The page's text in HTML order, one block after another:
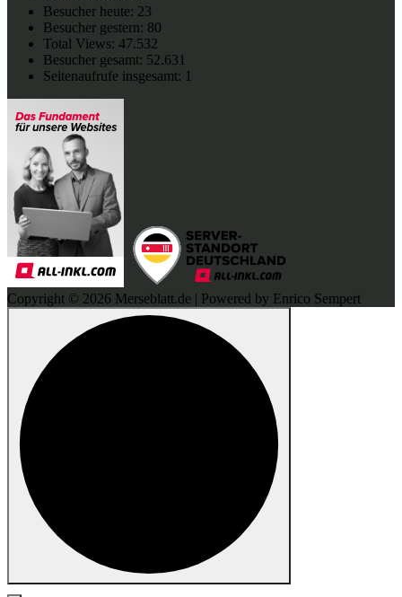
Besucher heute: 23
Besucher gestern: 80
Total Views: 47.532
Besucher gesamt: 52.631
Seitenaufrufe insgesamt: 1
Copyright © 2026 Merseblatt.de | Powered by Enrico Sempert